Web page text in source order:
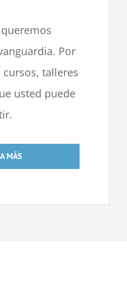
queremos
Por
talleres
usted puede
MÁS